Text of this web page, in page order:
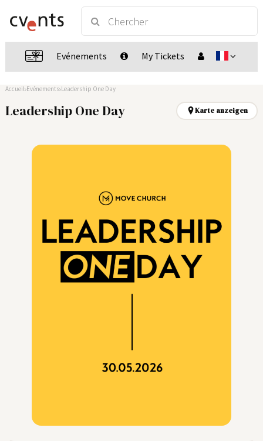
Evénements My Tickets
Accueil Evénements Leadership One Day
Leadership One Day Karte anzeigen